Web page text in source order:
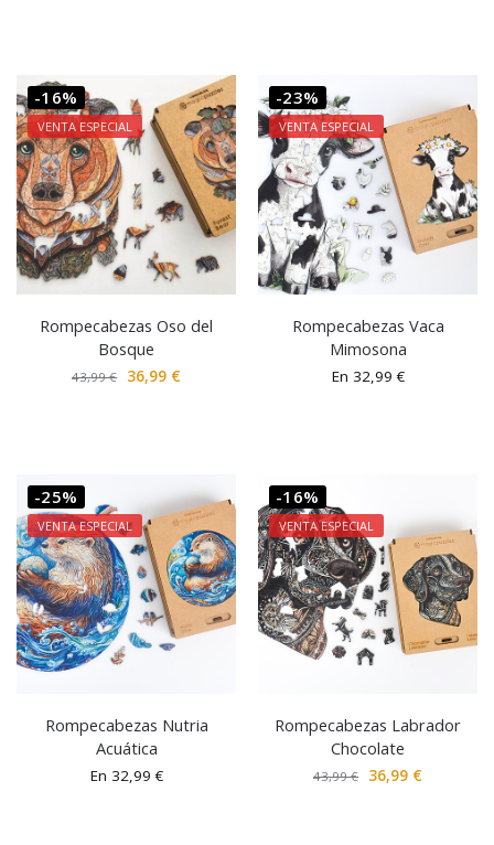
-16%
VENTA ESPECIAL
Rompecabezas Oso del
Bosque
43,99€ 36,99 €
-23%
VENTA ESPECIAL
Rompecabezas Vaca
Mimosona
En 32,99€
-25%
VENTA ESPECIAL
Rompecabezas Nutria
Acuática
En 32,99€
-16%
VENTA ESPECIAL
Rompecabezas Labrador
Chocolate
43,99€ 36,99 €